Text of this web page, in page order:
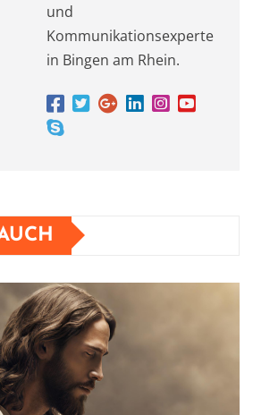
und
Kommunikationsexperte
in Bingen am Rhein.